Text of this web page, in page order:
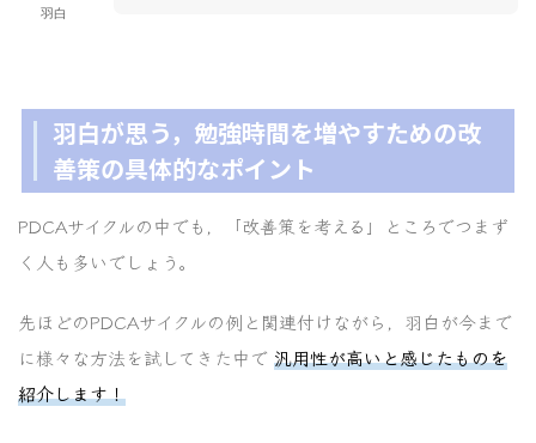
羽白
羽白が思う，勉強時間を増やすための改
善策の具体的なポイント
PDCAサイクルの中でも，「改善策を考える」ところでつまず
く人も多いでしょう。
先ほどのPDCAサイクルの例と関連付けながら，羽白が今まで
に様々な方法を試してきた中で 汎用性が高いと感じたものを
紹介します！